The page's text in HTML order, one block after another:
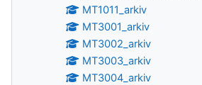
MT1011_arkiv
MT3001_arkiv
MT3002_arkiv
MT3003_arkiv
MT3004_arkiv